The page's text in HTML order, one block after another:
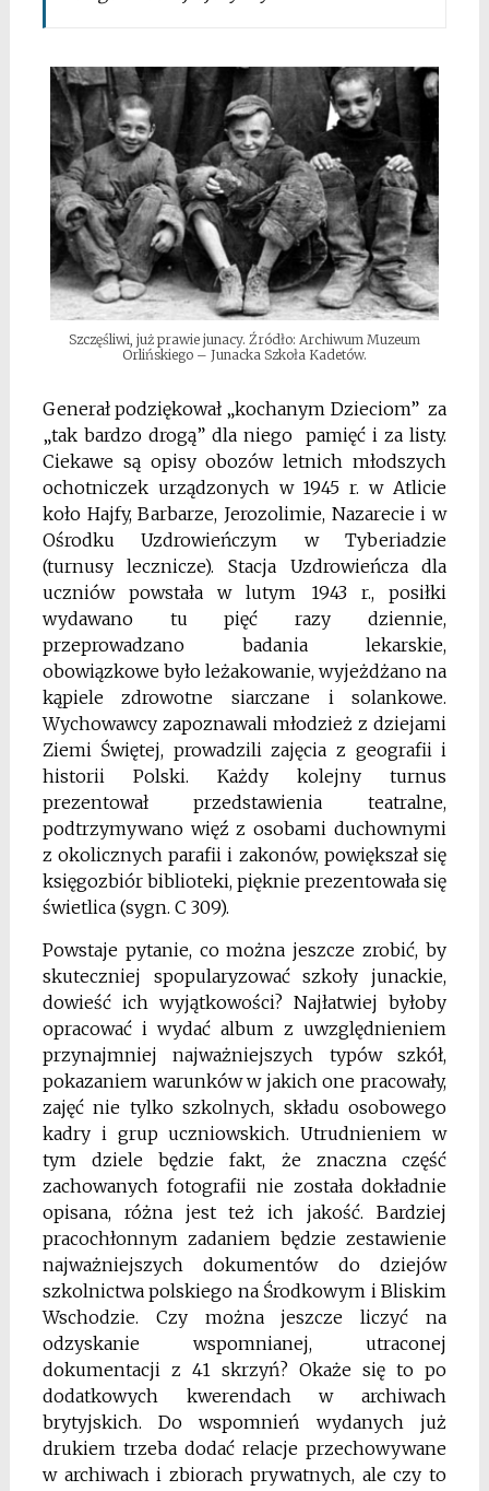
Szczęśliwi, już prawie junacy. Źródło: Archiwum Muzeum
Orlińskiego – Junacka Szkoła Kadetów.
Generał podziękował „kochanym Dzieciom” za
„tak bardzo drogą” dla niego pamięć i za listy.
Ciekawe są opisy obozów letnich młodszych
ochotniczek urządzonych w 1945 r. w Atlicie
koło Hajfy, Barbarze, Jerozolimie, Nazarecie i w
Ośrodku Uzdrowieńczym w Tyberiadzie
(turnusy lecznicze). Stacja Uzdrowieńcza dla
uczniów powstała w lutym 1943 r., posiłki
wydawano tu pięć razy dziennie,
przeprowadzano badania lekarskie,
obowiązkowe było leżakowanie, wyjeżdżano na
kąpiele zdrowotne siarczane i solankowe.
Wychowawcy zapoznawali młodzież z dziejami
Ziemi Świętej, prowadzili zajęcia z geografii i
historii Polski. Każdy kolejny turnus
prezentował przedstawienia teatralne,
podtrzymywano więź z osobami duchownymi
z okolicznych parafii i zakonów, powiększał się
księgozbiór biblioteki, pięknie prezentowała się
świetlica (sygn. C 309).
Powstaje pytanie, co można jeszcze zrobić, by
skuteczniej spopularyzować szkoły junackie,
dowieść ich wyjątkowości? Najłatwiej byłoby
opracować i wydać album z uwzględnieniem
przynajmniej najważniejszych typów szkół,
pokazaniem warunków w jakich one pracowały,
zajęć nie tylko szkolnych, składu osobowego
kadry i grup uczniowskich. Utrudnieniem w
tym dziele będzie fakt, że znaczna część
zachowanych fotografii nie została dokładnie
opisana, różna jest też ich jakość. Bardziej
pracochłonnym zadaniem będzie zestawienie
najważniejszych dokumentów do dziejów
szkolnictwa polskiego na Środkowym i Bliskim
Wschodzie. Czy można jeszcze liczyć na
odzyskanie wspomnianej, utraconej
dokumentacji z 41 skrzyń? Okaże się to po
dodatkowych kwerendach w archiwach
brytyjskich. Do wspomnień wydanych już
drukiem trzeba dodać relacje przechowywane
w archiwach i zbiorach prywatnych, ale czy to